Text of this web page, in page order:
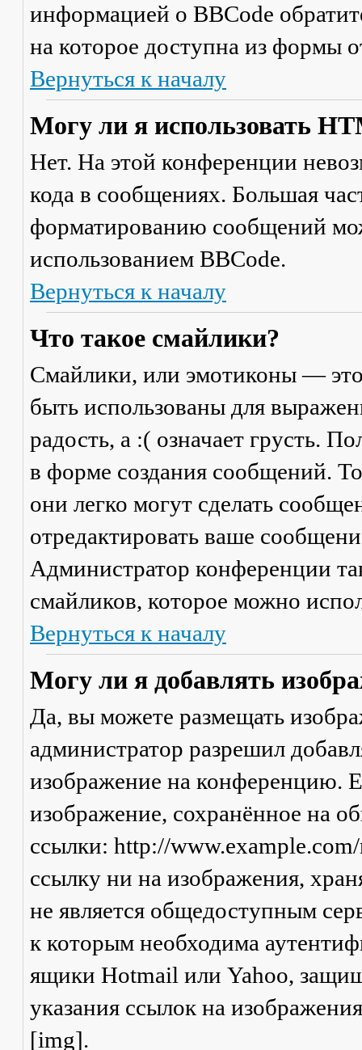
информацией о BBCode
на которое доступна из формы
Вернуться к началу
Могу ли я использовать
Нет. На этой конференции
кода в сообщениях. Большая
форматированию сообщений
использованием BBCode.
Вернуться к началу
Что такое смайлики?
Смайлики, или эмотиконы —
быть использованы для
радость, а :( означает грусть.
в форме создания сообщений.
они легко могут сделать
отредактировать ваше
Администратор конференции
смайликов, которое можно
Вернуться к началу
Могу ли я добавлять
Да, вы можете размещать
администратор разрешил
изображение на конференцию.
изображение, сохранённое на
ссылки: http://
ссылку ни на изображения,
не является общедоступным
к которым необходима
ящики Hotmail или Yahoo,
указания ссылок на
[img].